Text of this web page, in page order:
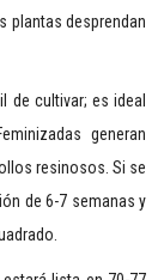
plantas desprendan
de cultivar; es ideal
generan
resinosos. Si se
de 6-7 semanas y